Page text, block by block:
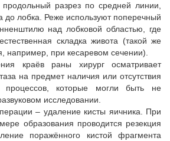
разрез по средней линии,
до лобка. Реже используют поперечный
над лобковой областью, где
складка живота (такой же
например, при кесаревом сечении).
краёв раны хирург осматривает
на предмет наличия или отсутствия
процессов, которые могли быть не
исследовании.
– удаление кисты яичника. При
образования проводится резекция
поражённого кистой фрагмента